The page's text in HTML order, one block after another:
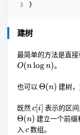
}
建树
最简单的方法是直
O(n log n)。
也可以 \Theta
Θ(n) 建树，
既然c[i]
c[ i 表示的区
Θ(n) 建立一个前缀
入 c
c数组。